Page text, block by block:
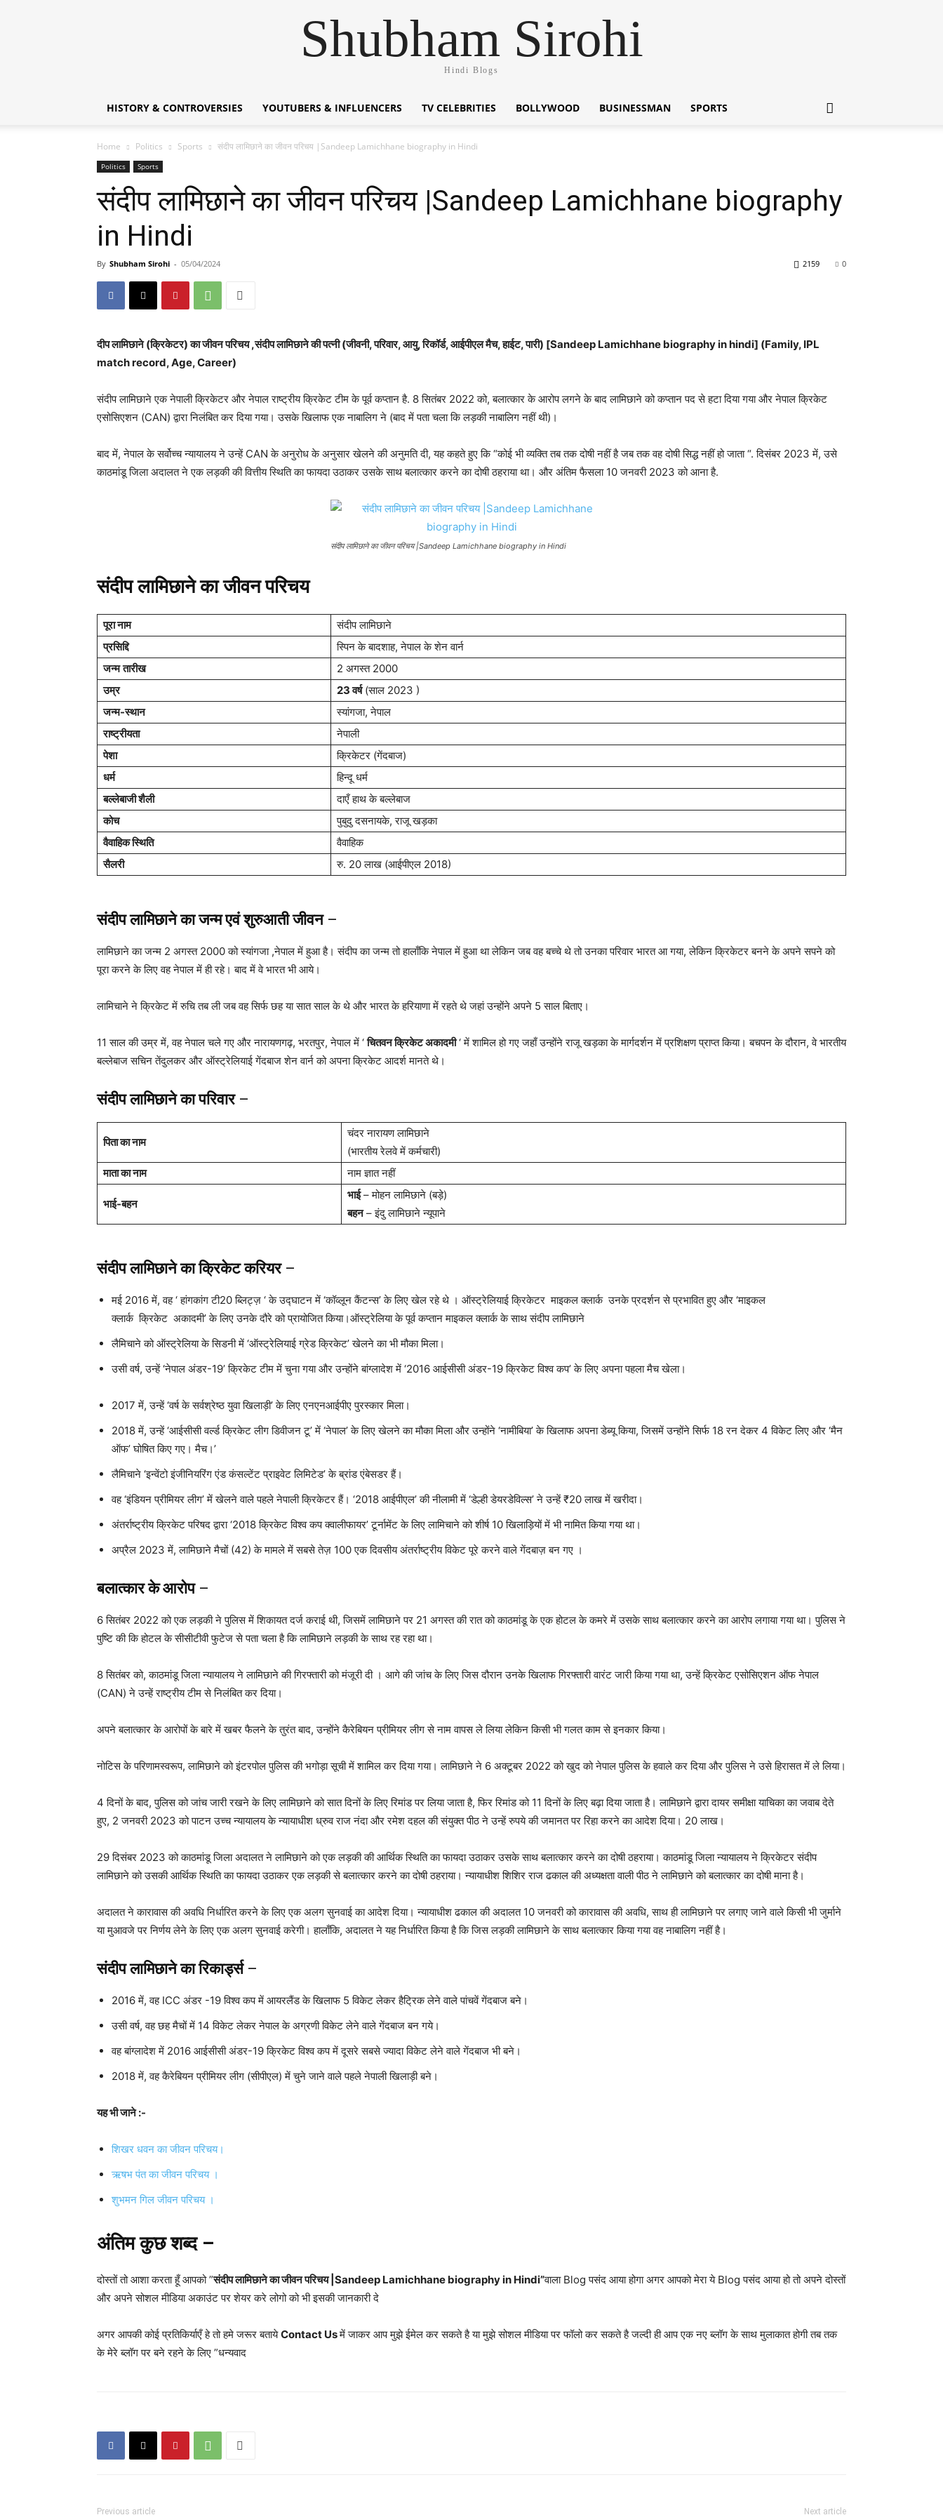
Shubham Sirohi
Hindi Blogs
HISTORY & CONTROVERSIES YOUTUBERS & INFLUENCERS TV CELEBRITIES BOLLYWOOD BUSINESSMAN SPORTS
Home Politics Sports संदीप लामिछाने का जीवन परिचय |Sandeep Lamichhane biography in Hindi
Politics Sports
संदीप लामिछाने का जीवन परिचय |Sandeep Lamichhane biography
in Hindi
By Shubham Sirohi - 05/04/2024 0
2159
दीप लामिछाने (क्रिकेटर) का जीवन परिचय ,संदीप लामिछाने की पत्नी (जीवनी, परिवार, आयु, रिकॉर्ड, आईपीएल मैच, हाईट, पारी) [Sandeep Lamichhane biography in hindi] (Family, IPL
match record, Age, Career)
संदीप लामिछाने एक नेपाली क्रिकेटर और नेपाल राष्ट्रीय क्रिकेट टीम के पूर्व कप्तान है. 8 सितंबर 2022 को, बलात्कार के आरोप लगने के बाद लामिछाने को कप्तान पद से हटा दिया गया और नेपाल क्रिकेट
एसोसिएशन (CAN) द्वारा निलंबित कर दिया गया। उसके खिलाफ एक नाबालिग ने (बाद में पता चला कि लड़की नाबालिग नहीं थी)।
बाद में, नेपाल के सर्वोच्च न्यायालय ने उन्हें CAN के अनुरोध के अनुसार खेलने की अनुमति दी, यह कहते हुए कि “कोई भी व्यक्ति तब तक दोषी नहीं है जब तक वह दोषी सिद्ध नहीं हो जाता “. दिसंबर 2023 में, उसे
काठमांडू जिला अदालत ने एक लड़की की वित्तीय स्थिति का फायदा उठाकर उसके साथ बलात्कार करने का दोषी ठहराया था। और अंतिम फैसला 10 जनवरी 2023 को आना है.
संदीप लामिछाने का जीवन परिचय |Sandeep Lamichhane biography in Hindi
संदीप लामिछाने का जीवन परिचय
पूरा नाम
संदीप लामिछाने
प्रसिद्दि
स्पिन के बादशाह, नेपाल के शेन वार्न
जन्म तारीख
2 अगस्त 2000
उम्र
23 वर्ष(साल 2023 )
जन्म-स्थान
स्यांगजा, नेपाल
राष्ट्रीयता
नेपाली
पेशा
क्रिकेटर (गेंदबाज)
धर्म
हिन्दू धर्म
बल्लेबाजी शैली
दाएँ हाथ के बल्लेबाज
कोच
पुबुदु दसनायके, राजू खड़का
वैवाहिक स्थिति
वैवाहिक
सैलरी
रु. 20 लाख (आईपीएल 2018)
संदीप लामिछाने का जन्म एवं शुरुआती जीवन –
लामिछाने का जन्म 2 अगस्त 2000 को स्यांगजा ,नेपाल में हुआ है। संदीप का जन्म तो हालाँकि नेपाल में हुआ था लेकिन जब वह बच्चे थे तो उनका परिवार भारत आ गया, लेकिन क्रिकेटर बनने के अपने सपने को
पूरा करने के लिए वह नेपाल में ही रहे। बाद में वे भारत भी आये।
लामिचाने ने क्रिकेट में रुचि तब ली जब वह सिर्फ छह या सात साल के थे और भारत के हरियाणा में रहते थे जहां उन्होंने अपने 5 साल बिताए।
11 साल की उम्र में, वह नेपाल चले गए और नारायणगढ़, भरतपुर, नेपाल में ‘चितवन क्रिकेट अकादमी‘ में शामिल हो गए जहाँ उन्होंने राजू खड़का के मार्गदर्शन में प्रशिक्षण प्राप्त किया। बचपन के दौरान, वे भारतीय
बल्लेबाज सचिन तेंदुलकर और ऑस्ट्रेलियाई गेंदबाज शेन वार्न को अपना क्रिकेट आदर्श मानते थे।
संदीप लामिछानेका परिवार –
पिता का नाम
चंदर नारायण लामिछाने
(भारतीय रेलवे में कर्मचारी)
माता का नाम
नाम ज्ञात नहीं
भाई-बहन
भाई– मोहन लामिछाने (बड़े)
बहन– इंदु लामिछाने न्यूपाने
संदीप लामिछाने का क्रिकेट करियर –
मई 2016 में, वह ‘ हांगकांग टी20 ब्लिट्ज़ ‘ के उद्घाटन में ‘कॉव्लून कैंटन्स’ के लिए खेल रहे थे । ऑस्ट्रेलियाई क्रिकेटर माइकल क्लार्क उनके प्रदर्शन से प्रभावित हुए और ‘माइकल
क्लार्क क्रिकेट अकादमी’ के लिए उनके दौरे को प्रायोजित किया।ऑस्ट्रेलिया के पूर्व कप्तान माइकल क्लार्क के साथ संदीप लामिछाने
लैमिचाने को ऑस्ट्रेलिया के सिडनी में ‘ऑस्ट्रेलियाई ग्रेड क्रिकेट’ खेलने का भी मौका मिला।
उसी वर्ष, उन्हें ‘नेपाल अंडर-19’ क्रिकेट टीम में चुना गया और उन्होंने बांग्लादेश में ‘2016 आईसीसी अंडर-19 क्रिकेट विश्व कप’ के लिए अपना पहला मैच खेला।
2017 में, उन्हें ‘वर्ष के सर्वश्रेष्ठ युवा खिलाड़ी’ के लिए एनएनआईपीए पुरस्कार मिला।
2018 में, उन्हें ‘आईसीसी वर्ल्ड क्रिकेट लीग डिवीजन टू’ में ‘नेपाल’ के लिए खेलने का मौका मिला और उन्होंने ‘नामीबिया’ के खिलाफ अपना डेब्यू किया, जिसमें उन्होंने सिर्फ 18 रन देकर 4 विकेट लिए और ‘मैन
ऑफ’ घोषित किए गए। मैच।’
लैमिचाने ‘इन्वेंटो इंजीनियरिंग एंड कंसल्टेंट प्राइवेट लिमिटेड’ के ब्रांड एंबेसडर हैं।
वह ‘इंडियन प्रीमियर लीग’ में खेलने वाले पहले नेपाली क्रिकेटर हैं। ‘2018 आईपीएल’ की नीलामी में ‘डेल्ही डेयरडेविल्स’ ने उन्हें ₹20 लाख में खरीदा।
अंतर्राष्ट्रीय क्रिकेट परिषद द्वारा ‘2018 क्रिकेट विश्व कप क्वालीफायर’ टूर्नामेंट के लिए लामिचाने को शीर्ष 10 खिलाड़ियों में भी नामित किया गया था।
अप्रैल 2023 में, लामिछाने मैचों (42) के मामले में सबसे तेज़ 100 एक दिवसीय अंतर्राष्ट्रीय विकेट पूरे करने वाले गेंदबाज़ बन गए ।
बलात्कार के आरोप–
6 सितंबर 2022 को एक लड़की ने पुलिस में शिकायत दर्ज कराई थी, जिसमें लामिछाने पर 21 अगस्त की रात को काठमांडू के एक होटल के कमरे में उसके साथ बलात्कार करने का आरोप लगाया गया था। पुलिस ने
पुष्टि की कि होटल के सीसीटीवी फुटेज से पता चला है कि लामिछाने लड़की के साथ रह रहा था।
8 सितंबर को, काठमांडू जिला न्यायालय ने लामिछाने की गिरफ्तारी को मंजूरी दी । आगे की जांच के लिए जिस दौरान उनके खिलाफ गिरफ्तारी वारंट जारी किया गया था, उन्हें क्रिकेट एसोसिएशन ऑफ नेपाल
(CAN) ने उन्हें राष्ट्रीय टीम से निलंबित कर दिया।
अपने बलात्कार के आरोपों के बारे में खबर फैलने के तुरंत बाद, उन्होंने कैरेबियन प्रीमियर लीग से नाम वापस ले लिया लेकिन किसी भी गलत काम से इनकार किया।
नोटिस के परिणामस्वरूप, लामिछाने को इंटरपोल पुलिस की भगोड़ा सूची में शामिल कर दिया गया। लामिछाने ने 6 अक्टूबर 2022 को खुद को नेपाल पुलिस के हवाले कर दिया और पुलिस ने उसे हिरासत में ले लिया।
4 दिनों के बाद, पुलिस को जांच जारी रखने के लिए लामिछाने को सात दिनों के लिए रिमांड पर लिया जाता है, फिर रिमांड को 11 दिनों के लिए बढ़ा दिया जाता है। लामिछाने द्वारा दायर समीक्षा याचिका का जवाब देते
हुए, 2 जनवरी 2023 को पाटन उच्च न्यायालय के न्यायाधीश ध्रुव राज नंदा और रमेश दहल की संयुक्त पीठ ने उन्हें रुपये की जमानत पर रिहा करने का आदेश दिया। 20 लाख।
29 दिसंबर 2023 को काठमांडू जिला अदालत ने लामिछाने को एक लड़की की आर्थिक स्थिति का फायदा उठाकर उसके साथ बलात्कार करने का दोषी ठहराया। काठमांडू जिला न्यायालय ने क्रिकेटर संदीप
लामिछाने को उसकी आर्थिक स्थिति का फायदा उठाकर एक लड़की से बलात्कार करने का दोषी ठहराया। न्यायाधीश शिशिर राज ढकाल की अध्यक्षता वाली पीठ ने लामिछाने को बलात्कार का दोषी माना है।
अदालत ने कारावास की अवधि निर्धारित करने के लिए एक अलग सुनवाई का आदेश दिया। न्यायाधीश ढकाल की अदालत 10 जनवरी को कारावास की अवधि, साथ ही लामिछाने पर लगाए जाने वाले किसी भी जुर्माने
या मुआवजे पर निर्णय लेने के लिए एक अलग सुनवाई करेगी। हालाँकि, अदालत ने यह निर्धारित किया है कि जिस लड़की लामिछाने के साथ बलात्कार किया गया वह नाबालिग नहीं है।
संदीप लामिछाने का रिकार्ड्स –
2016 में, वह ICC अंडर -19 विश्व कप में आयरलैंड के खिलाफ 5 विकेट लेकर हैट्रिक लेने वाले पांचवें गेंदबाज बने।
उसी वर्ष, वह छह मैचों में 14 विकेट लेकर नेपाल के अग्रणी विकेट लेने वाले गेंदबाज बन गये।
वह बांग्लादेश में 2016 आईसीसी अंडर-19 क्रिकेट विश्व कप में दूसरे सबसे ज्यादा विकेट लेने वाले गेंदबाज भी बने।
2018 में, वह कैरेबियन प्रीमियर लीग (सीपीएल) में चुने जाने वाले पहले नेपाली खिलाड़ी बने।
यह भी जाने :-
शिखर धवन का जीवन परिचय।
ऋषभ पंत का जीवन परिचय ।
शुभमन गिल जीवन परिचय ।
अंतिम कुछ शब्द –
दोस्तों तो आशा करता हूँ आपको ”संदीप लामिछाने का जीवन परिचय |Sandeep Lamichhane biography in Hindi”वाला Blog पसंद आया होगा अगर आपको मेरा ये Blog पसंद आया हो तो अपने दोस्तों
और अपने सोशल मीडिया अकाउंट पर शेयर करे लोगो को भी इसकी जानकारी दे
अगर आपकी कोई प्रतिकिर्याएँ हे तो हमे जरूर बतायेContact Usमें जाकर आप मुझे ईमेल कर सकते है या मुझे सोशल मीडिया पर फॉलो कर सकते है जल्दी ही आप एक नए ब्लॉग के साथ मुलाकात होगी तब तक
के मेरे ब्लॉग पर बने रहने के लिए ”धन्यवाद
Previous article Next article